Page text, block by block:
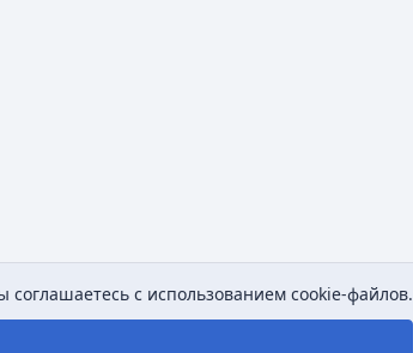
с использованием cookie-файлов.